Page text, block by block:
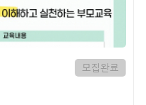
모집완료